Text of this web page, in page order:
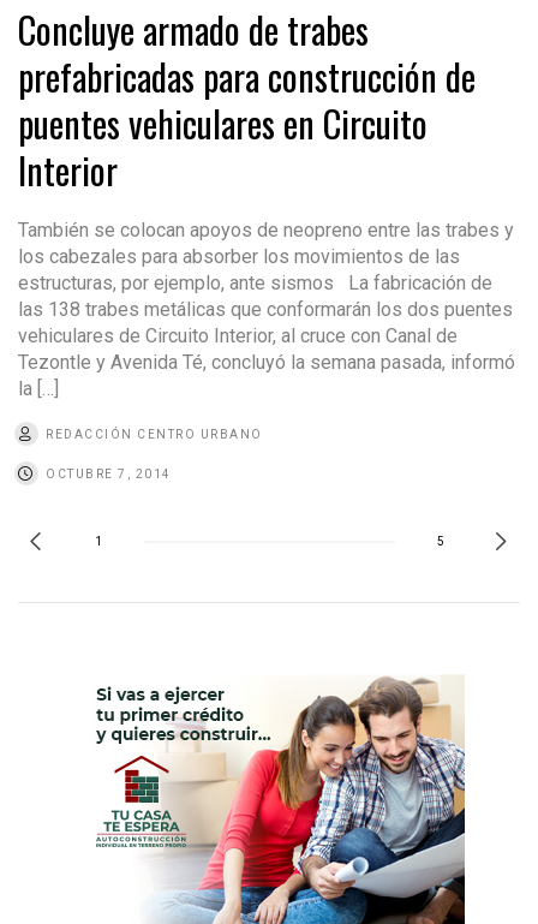
Concluye armado de trabes
prefabricadas para construcción de
puentes vehiculares en Circuito
Interior
También se colocan apoyos de neopreno entre las trabes y
los cabezales para absorber los movimientos de las
estructuras, por ejemplo, ante sismos La fabricación de
las 138 trabes metálicas que conformarán los dos puentes
vehiculares de Circuito Interior, al cruce con Canal de
Tezontle y Avenida Té, concluyó la semana pasada, informó
la […]
REDACCIÓN CENTRO URBANO
OCTUBRE 7, 2014
1 5